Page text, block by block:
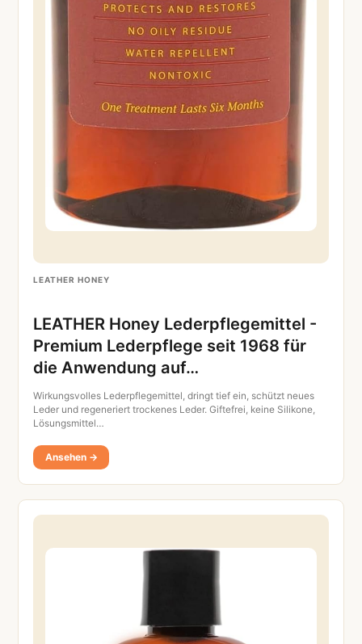
LEATHER HONEY
LEATHER Honey Lederpflegemittel -
Premium Lederpflege seit 1968 für
die Anwendung auf…
Wirkungsvolles Lederpflegemittel, dringt tief ein, schützt neues
Leder und regeneriert trockenes Leder. Giftefrei, keine Silikone,
Lösungsmittel…
Ansehen →